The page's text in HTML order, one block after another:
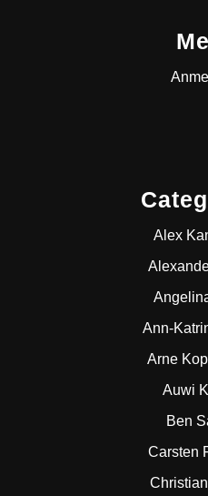
Alex
Ann-
Arne
Auwi
Ben
Carsten